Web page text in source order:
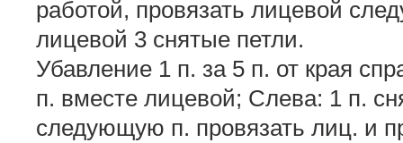
работой, провязать лицевой
лицевой 3 снятые петли.
Убавление 1 п. за 5 п. от края
п. вместе лицевой; Слева: 1 п.
следующую п. провязать лиц. и